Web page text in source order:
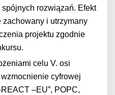
rozwiązań. Efekt
i utrzymany
projektu zgodnie
celu V. osi
cyfrowej
–EU”, POPC,